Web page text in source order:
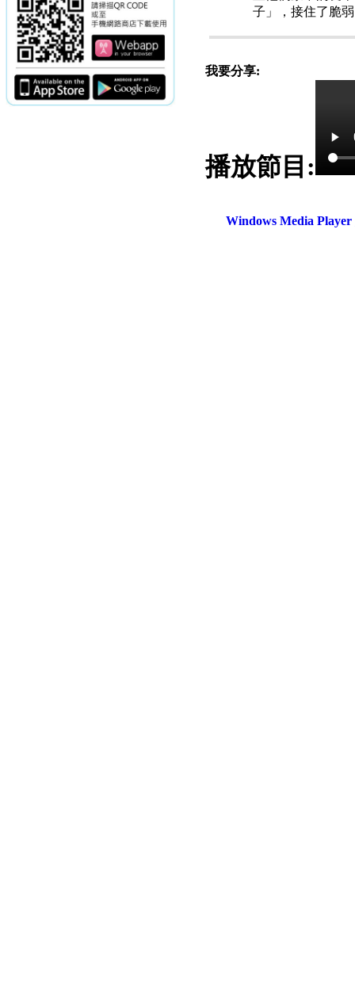
子」，接住了脆
我要分享:
播放節目:
Windows Media